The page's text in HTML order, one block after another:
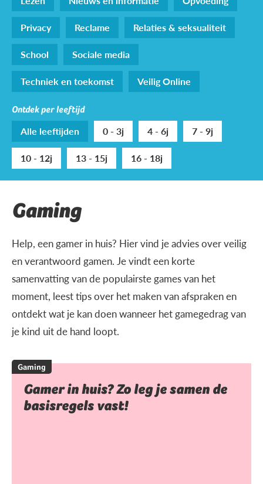
Privacy
Reclame
Relaties & seksualiteit
School
Sociale media
Techniek en toekomst
Veilig Online
Ontdek per leeftijd
Alle leeftijden 0 - 3j 4 - 6j
7 - 9j
10 - 12j
13 - 15j 16 - 18j
Gaming
Help, een gamer in huis? Hier vind je advies over veilig
en verantwoord gamen. Je vindt een korte
samenvatting van de populairste games van het
moment, leest tips over het maken van afspraken en
ontdekt wat je kan doen wanneer het gamegedrag van
je kind uit de hand loopt.
Gaming
Gamer in huis? Zo leg je samen de
basisregels vast!